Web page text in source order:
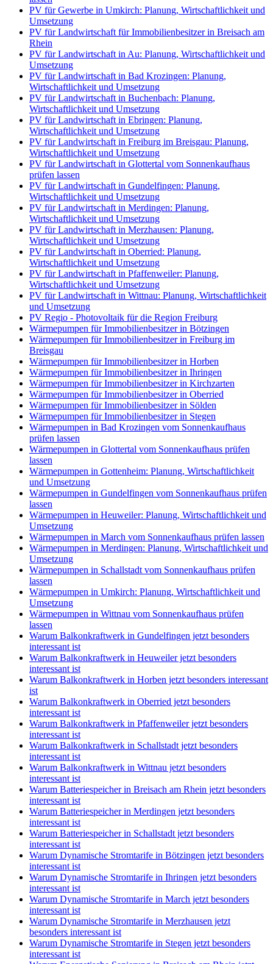
PV für Gewerbe in Umkirch: Planung, Wirtschaftlichkeit und
Umsetzung
PV für Landwirtschaft für Immobilienbesitzer in Breisach am
Rhein
PV für Landwirtschaft in Au: Planung, Wirtschaftlichkeit und
Umsetzung
PV für Landwirtschaft in Bad Krozingen: Planung,
Wirtschaftlichkeit und Umsetzung
PV für Landwirtschaft in Buchenbach: Planung,
Wirtschaftlichkeit und Umsetzung
PV für Landwirtschaft in Ebringen: Planung,
Wirtschaftlichkeit und Umsetzung
PV für Landwirtschaft in Freiburg im Breisgau: Planung,
Wirtschaftlichkeit und Umsetzung
PV für Landwirtschaft in Glottertal vom Sonnenkaufhaus
prüfen lassen
PV für Landwirtschaft in Gundelfingen: Planung,
Wirtschaftlichkeit und Umsetzung
PV für Landwirtschaft in Merdingen: Planung,
Wirtschaftlichkeit und Umsetzung
PV für Landwirtschaft in Merzhausen: Planung,
Wirtschaftlichkeit und Umsetzung
PV für Landwirtschaft in Oberried: Planung,
Wirtschaftlichkeit und Umsetzung
PV für Landwirtschaft in Pfaffenweiler: Planung,
Wirtschaftlichkeit und Umsetzung
PV für Landwirtschaft in Wittnau: Planung, Wirtschaftlichkeit
und Umsetzung
PV Regio - Photovoltaik für die Region Freiburg
Wärmepumpen für Immobilienbesitzer in Bötzingen
Wärmepumpen für Immobilienbesitzer in Freiburg im
Breisgau
Wärmepumpen für Immobilienbesitzer in Horben
Wärmepumpen für Immobilienbesitzer in Ihringen
Wärmepumpen für Immobilienbesitzer in Kirchzarten
Wärmepumpen für Immobilienbesitzer in Oberried
Wärmepumpen für Immobilienbesitzer in Sölden
Wärmepumpen für Immobilienbesitzer in Stegen
Wärmepumpen in Bad Krozingen vom Sonnenkaufhaus
prüfen lassen
Wärmepumpen in Glottertal vom Sonnenkaufhaus prüfen
lassen
Wärmepumpen in Gottenheim: Planung, Wirtschaftlichkeit
und Umsetzung
Wärmepumpen in Gundelfingen vom Sonnenkaufhaus prüfen
lassen
Wärmepumpen in Heuweiler: Planung, Wirtschaftlichkeit und
Umsetzung
Wärmepumpen in March vom Sonnenkaufhaus prüfen lassen
Wärmepumpen in Merdingen: Planung, Wirtschaftlichkeit und
Umsetzung
Wärmepumpen in Schallstadt vom Sonnenkaufhaus prüfen
lassen
Wärmepumpen in Umkirch: Planung, Wirtschaftlichkeit und
Umsetzung
Wärmepumpen in Wittnau vom Sonnenkaufhaus prüfen
lassen
Warum Balkonkraftwerk in Gundelfingen jetzt besonders
interessant ist
Warum Balkonkraftwerk in Heuweiler jetzt besonders
interessant ist
Warum Balkonkraftwerk in Horben jetzt besonders interessant
ist
Warum Balkonkraftwerk in Oberried jetzt besonders
interessant ist
Warum Balkonkraftwerk in Pfaffenweiler jetzt besonders
interessant ist
Warum Balkonkraftwerk in Schallstadt jetzt besonders
interessant ist
Warum Balkonkraftwerk in Wittnau jetzt besonders
interessant ist
Warum Batteriespeicher in Breisach am Rhein jetzt besonders
interessant ist
Warum Batteriespeicher in Merdingen jetzt besonders
interessant ist
Warum Batteriespeicher in Schallstadt jetzt besonders
interessant ist
Warum Dynamische Stromtarife in Bötzingen jetzt besonders
interessant ist
Warum Dynamische Stromtarife in Ihringen jetzt besonders
interessant ist
Warum Dynamische Stromtarife in March jetzt besonders
interessant ist
Warum Dynamische Stromtarife in Merzhausen jetzt
besonders interessant ist
Warum Dynamische Stromtarife in Stegen jetzt besonders
interessant ist